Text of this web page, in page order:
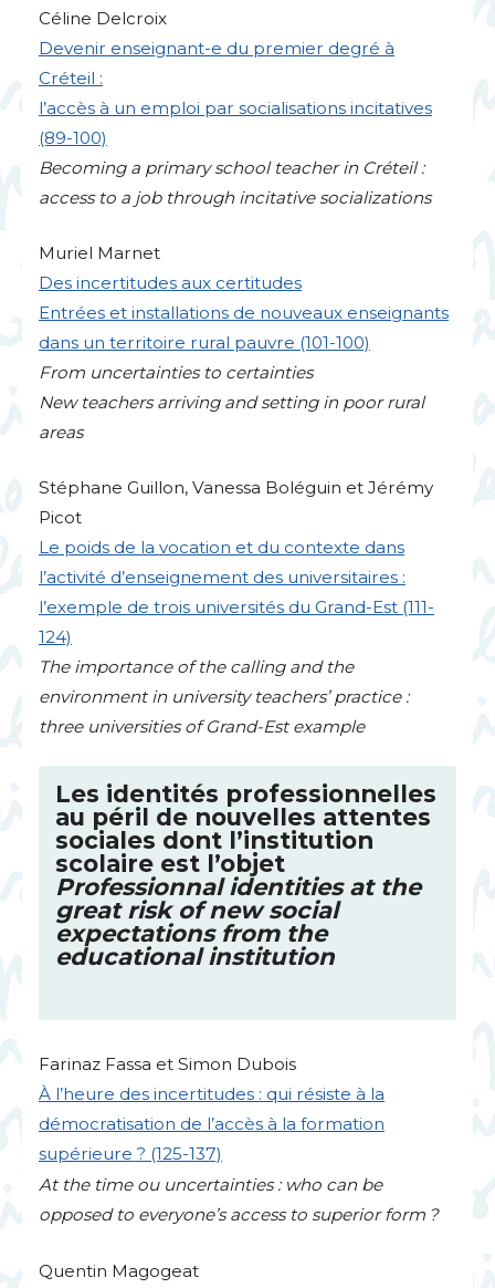
Céline Delcroix
Devenir enseignant-e du premier degré à
Créteil :
l’accès à un emploi par socialisations incitatives
(89-100)
Becoming a primary school teacher in Créteil :
access to a job through incitative socializations
Muriel Marnet
Des incertitudes aux certitudes
Entrées et installations de nouveaux enseignants
dans un territoire rural pauvre (101-100)
From uncertainties to certainties
New teachers arriving and setting in poor rural
areas
Stéphane Guillon, Vanessa Boléguin et Jérémy
Picot
Le poids de la vocation et du contexte dans
l’activité d’enseignement des universitaires :
l’exemple de trois universités du Grand-Est (111-
124)
The importance of the calling and the
environment in university teachers’ practice :
three universities of Grand-Est example
Les identités professionnelles
au péril de nouvelles attentes
sociales dont l’institution
scolaire est l’objet
Professionnal identities at the
great risk of new social
expectations from the
educational institution
Farinaz Fassa et Simon Dubois
À l’heure des incertitudes : qui résiste à la
démocratisation de l’accès à la formation
supérieure ? (125-137)
At the time ou uncertainties : who can be
opposed to everyone’s access to superior form ?
Quentin Magogeat